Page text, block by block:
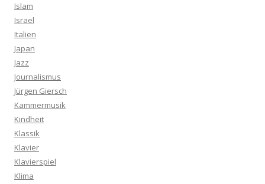
Islam
Israel
Italien
Japan
Jazz
Journalismus
Jürgen Giersch
Kammermusik
Kindheit
Klassik
Klavier
Klavierspiel
Klima